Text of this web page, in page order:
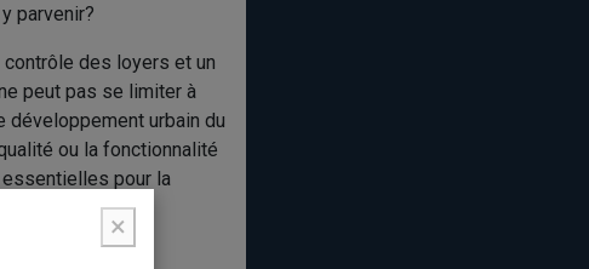
parvenir?
des loyers et un
peut pas se limiter à
urbain du
ou la fonctionnalité
pour la
×